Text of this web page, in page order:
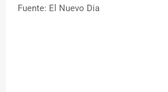
Fuente: El Nuevo Dia